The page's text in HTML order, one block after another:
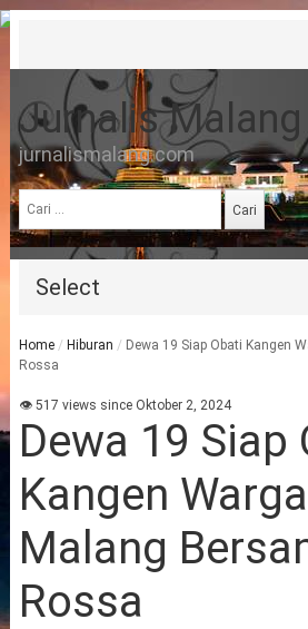
Jurnalis Malang
jurnalismalang.com
Cari
untuk:
Select
Home / Hiburan / Dewa 19 Siap Obati Kangen
Rossa
👁 517 views since Oktober 2, 2024
Dewa 19 Siap
Kangen
Malang
Rossa